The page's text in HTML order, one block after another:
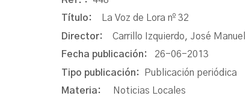
Título:
La Voz de Lora nº 32
Director: Carrillo Izquierdo, José Manuel
Fecha publicación: 26-06-2013
Tipo publicación:
Publicación periódica
Materia:
Noticias Locales